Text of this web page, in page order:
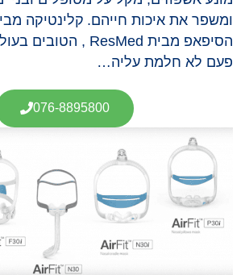
ומשפר את איכות חייהם. קלינטיקה
הסיפאפ מבית ResMed , הטובים בעולם!
פעם לא חלמת עליה…
076-8895800